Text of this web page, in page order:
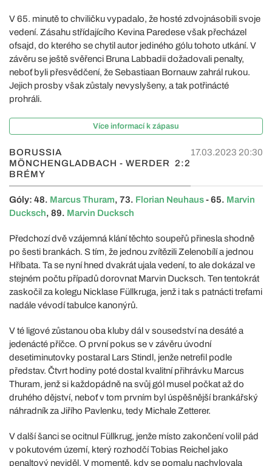
V 65. minutě to chviličku vypadalo, že hosté zdvojnásobili svoje
vedení. Zásahu střídajícího Kevina Paredese však přecházel
ofsajd, do kterého se chytil autor jediného gólu tohoto utkání. V
závěru se ještě svěřenci Bruna Labbadii dožadovali penalty,
neboť byli přesvědčení, že Sebastiaan Bornauw zahrál rukou.
Jejich prosby však zůstaly nevyslyšeny, a tak potřinácté
prohráli.
Více informací k zápasu
BORUSSIA
MÖNCHENGLADBACH - WERDER
BRÉMY
2:2
17.03.2023 20:30
Góly: 48. Marcus Thuram, 73. Florian Neuhaus- 65. Marvin
Ducksch, 89. Marvin Ducksch
Předchozí dvě vzájemná klání těchto soupeřů přinesla shodně
po šesti brankách. S tím, že jednou zvítězili Zelenobílí a jednou
Hříbata. Ta se nyní hned dvakrát ujala vedení, to ale dokázal ve
stejném počtu případů dorovnat Marvin Ducksch. Ten tentokrát
zaskočil za kolegu Nicklase Füllkruga, jenž i tak s patnácti trefami
nadále vévodí tabulce kanonýrů.
V té ligové zůstanou oba kluby dál v sousedství na desáté a
jedenácté příčce. O první pokus se v závěru úvodní
desetiminutovky postaral Lars Stindl, jenže netrefil podle
představ. Čtvrt hodiny poté dostal kvalitní přihrávku Marcus
Thuram, jenž si každopádně na svůj gól musel počkat až do
druhého dějství, neboť v tom prvním byl úspěšnější brankářský
náhradník za Jiřího Pavlenku, tedy Michale Zetterer.
V další šanci se ocitnul Füllkrug, jenže místo zakončení volil pád
v pokutovém území, který rozhodčí Tobias Reichel jako
penaltový neviděl. V momentě, kdy se pomalu nachylovala